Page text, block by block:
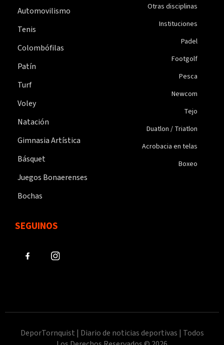
Automovilismo
Tenis
Colombófilas
Patín
Turf
Voley
Natación
Gimnasia Artística
Básquet
Juegos Bonaerenses
Bochas
Otras disciplinas
Instituciones
Padel
Footgolf
Pesca
Newcom
Tejo
Duatlon / Triatlon
Acrobacia en telas
Boxeo
SEGUINOS
DeporTornquist | Diario de noticias deportivas | Todos